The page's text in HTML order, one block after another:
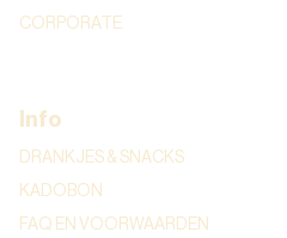
CORPORATE
Info
DRANKJES & SNACKS
KADOBON
FAQ EN VOORWAARDEN